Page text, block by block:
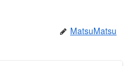
MatsuMatsu